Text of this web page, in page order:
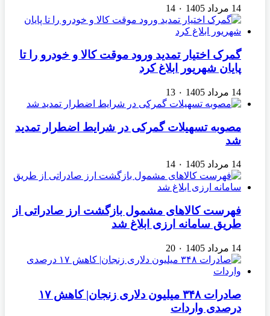
14 مرداد 1405 ۰ 14
گمرک اختیار تمدید ورود موقت کالا و خودرو را تا
پایان شهریور ابلاغ کرد
14 مرداد 1405 ۰ 13
مصوبه تسهیلات گمرکی در شرایط اضطرار تمدید
شد
14 مرداد 1405 ۰ 14
فهرست کالاهای مشمول بازگشت ارز صادراتی از
طریق سامانه ارزی ابلاغ شد
14 مرداد 1405 ۰ 20
صادرات ۳۴۸ میلیون دلاری زنجان| ‌کاهش ۱۷
درصدی واردات